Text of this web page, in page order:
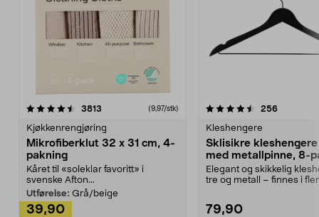
3813 anmeldelser(9,97/stk)
Kjøkkenrengjøring
Mikrofiberklut 32 x 31 cm, 4-
pakning
Kåret til «soleklar favoritt» i
svenske Afton...
Utførelse: Grå/beige
39,90
4.5av 5 stjerner 256
Kleshengere
Sklisikre
med metallpinne, 8-
Elegant og skikkelig
tre og metall – finnes i
79,90
4.5av 5 stjerner